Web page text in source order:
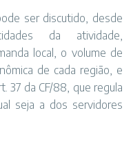
ser discutido, desde
da atividade,
local, o volume de
de cada região, e
37 da CF/88, que regula
seja a dos servidores